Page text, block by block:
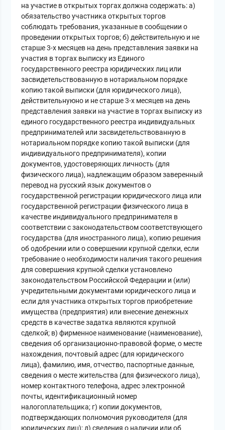
на участие в открытых торгах должна содержать: а)
обязательство участника открытых торгов
соблюдать требования, указанные в сообщении о
проведении открытых торгов; б) действительную и не
старше 3-х месяцев на день представления заявки на
участия в торгах выписку из Единого
государственного реестра юридических лиц или
засвидетельствованную в нотариальном порядке
копию такой выписки (для юридического лица),
действительнуюно и не старше 3-х месяцев на день
представления заявки на участие в торгах выписку из
единого государственного реестра индивидуальных
предпринимателей или засвидетельствованную в
нотариальном порядке копию такой выписки (для
индивидуального предпринимателя), копии
документов, удостоверяющих личность (для
физического лица), надлежащим образом заверенный
перевод на русский язык документов о
государственной регистрации юридического лица или
государственной регистрации физического лица в
качестве индивидуального предпринимателя в
соответствии с законодательством соответствующего
государства (для иностранного лица), копию решения
об одобрении или о совершении крупной сделки, если
требование о необходимости наличия такого решения
для совершения крупной сделки установлено
законодательством Российской Федерации и (или)
учредительными документами юридического лица и
если для участника открытых торгов приобретение
имущества (предприятия) или внесение денежных
средств в качестве задатка являются крупной
сделкой; в) фирменное наименование (наименование),
сведения об организационно-правовой форме, о месте
нахождения, почтовый адрес (для юридического
лица), фамилию, имя, отчество, паспортные данные,
сведения о месте жительства (для физического лица),
номер контактного телефона, адрес электронной
почты, идентификационный номер
налогоплательщика; г) копии документов,
подтверждающих полномочия руководителя (для
юридических лиц); д) сведения о наличии или об